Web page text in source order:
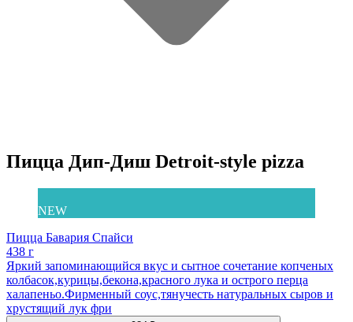
Пицца Дип-Диш Detroit-style pizza
NEW
Пицца Бавария Спайси
438 г
Яркий запоминающийся вкус и сытное сочетание копченых
колбасок,курицы,бекона,красного лука и острого перца
халапеньо.Фирменный соус,тянучесть натуральных сыров и
хрустящий лук фри